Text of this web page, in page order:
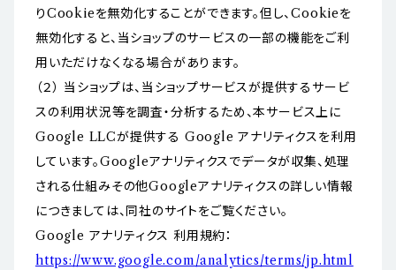
りCookieを無効化することができます。但し、Cookieを
無効化すると、当ショップのサービスの一部の機能をご利
用いただけなくなる場合があります。
（２） 当ショップは、当ショップサービスが提供するサービ
スの利用状況等を調査・分析するため、本サービス上に
Google LLCが提供する Google アナリティクスを利用
しています。Googleアナリティクスでデータが収集、処理
される仕組みその他Googleアナリティクスの詳しい情報
につきましては、同社のサイトをご覧ください。
Google アナリティクス 利用規約：
https://www.google.com/analytics/terms/jp.html